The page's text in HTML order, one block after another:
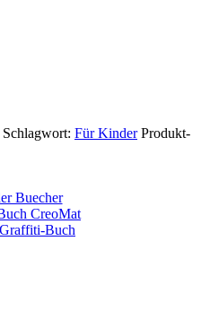
Schlagwort: Für Kinder Produkt-